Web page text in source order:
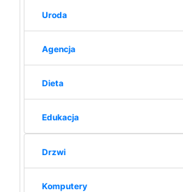
Uroda
Agencja
Dieta
Edukacja
Drzwi
Komputery